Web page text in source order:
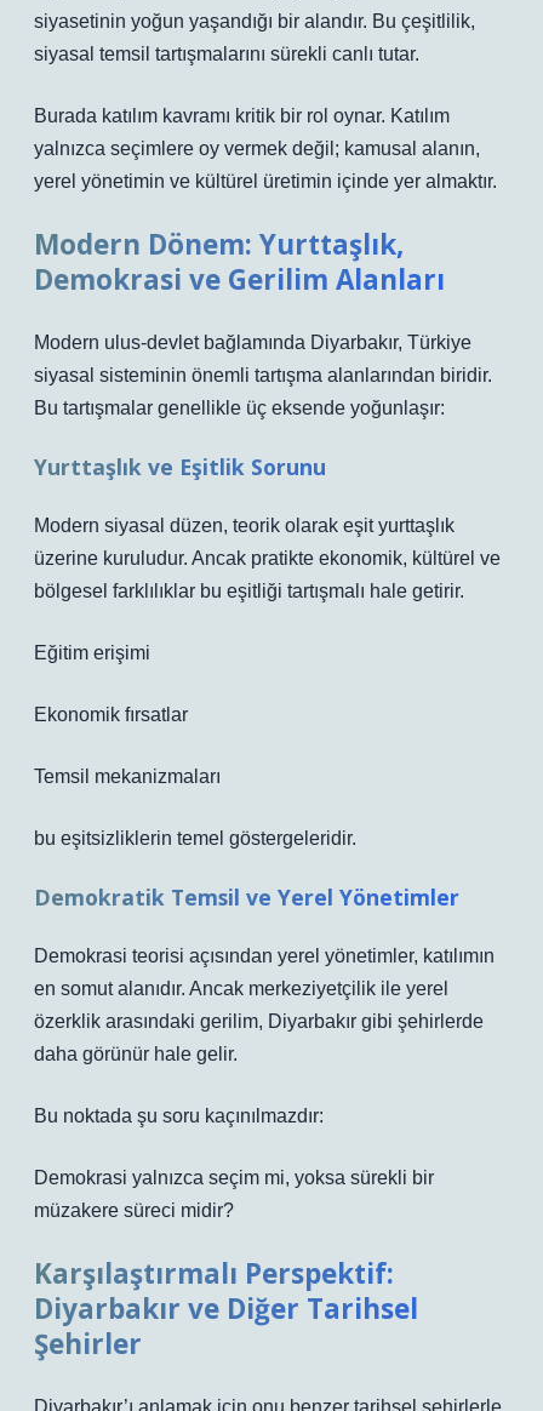
siyasetinin yoğun yaşandığı bir alandır. Bu çeşitlilik,
siyasal temsil tartışmalarını sürekli canlı tutar.
Burada katılım kavramı kritik bir rol oynar. Katılım
yalnızca seçimlere oy vermek değil; kamusal alanın,
yerel yönetimin ve kültürel üretimin içinde yer almaktır.
Modern Dönem: Yurttaşlık,
Demokrasi ve Gerilim Alanları
Modern ulus-devlet bağlamında Diyarbakır, Türkiye
siyasal sisteminin önemli tartışma alanlarından biridir.
Bu tartışmalar genellikle üç eksende yoğunlaşır:
Yurttaşlık ve Eşitlik Sorunu
Modern siyasal düzen, teorik olarak eşit yurttaşlık
üzerine kuruludur. Ancak pratikte ekonomik, kültürel ve
bölgesel farklılıklar bu eşitliği tartışmalı hale getirir.
Eğitim erişimi
Ekonomik fırsatlar
Temsil mekanizmaları
bu eşitsizliklerin temel göstergeleridir.
Demokratik Temsil ve Yerel Yönetimler
Demokrasi teorisi açısından yerel yönetimler, katılımın
en somut alanıdır. Ancak merkeziyetçilik ile yerel
özerklik arasındaki gerilim, Diyarbakır gibi şehirlerde
daha görünür hale gelir.
Bu noktada şu soru kaçınılmazdır:
Demokrasi yalnızca seçim mi, yoksa sürekli bir
müzakere süreci midir?
Karşılaştırmalı Perspektif:
Diyarbakır ve Diğer Tarihsel
Şehirler
Diyarbakır’ı anlamak için onu benzer tarihsel şehirlerle